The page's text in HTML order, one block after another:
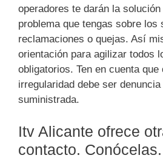
operadores te darán la
problema que tengas sobre los
reclamaciones o quejas. Así
orientación para agilizar todos
obligatorios. Ten en cuenta que
irregularidad debe ser
suministrada.
Itv Alicante ofrece
contacto. Conócelas.